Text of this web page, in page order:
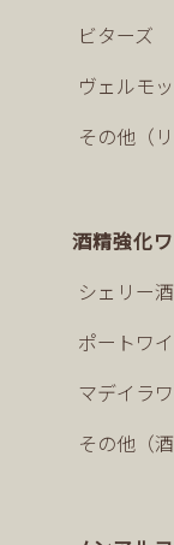
ビターズ
ヴェルモ
その他（
酒精強化
シェリー酒
ポートワ
マデイラ
その他（